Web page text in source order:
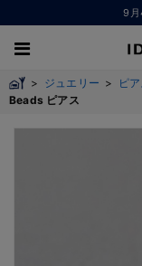
9月
> ジュエリー > ピ
Beads ピアス